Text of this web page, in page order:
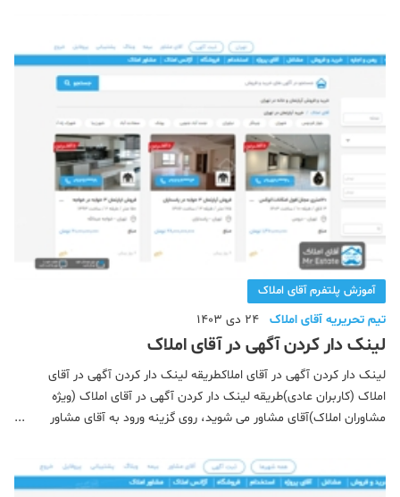
آموزش پلتفرم آقای املاک
تیم تحریریه آقای املاک 24 دی 1403
لینک دار کردن آگهی در آقای املاک
لینک دار کردن آگهی در آقای املاکطریقه لینک دار کردن آگهی در آقای
املاک (کاربران عادی)طریقه لینک دار کردن آگهی در آقای املاک (ویژه
مشاوران املاک)آقای مشاور می شوید، روی گزینه ورود به آقای مشاور
هایی که ثبت کرده اید را مشاهده می کنید. مانند ت